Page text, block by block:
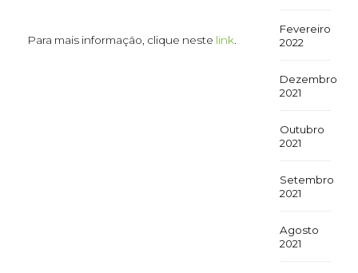
Para mais informação, clique neste link.
Fevereiro
2022
Dezembro
2021
Outubro
2021
Setembro
2021
Agosto
2021